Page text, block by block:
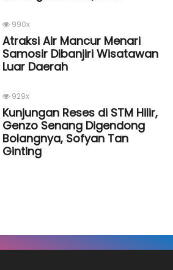
990x
Atraksi Air Mancur Menari
Samosir Dibanjiri Wisatawan
Luar Daerah
929x
Kunjungan Reses di STM Hilir,
Genzo Senang Digendong
Bolangnya, Sofyan Tan
Ginting